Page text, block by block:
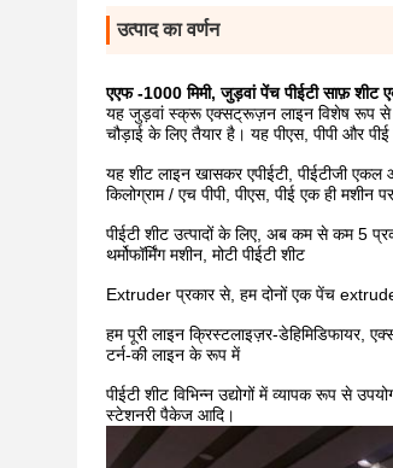
उत्पाद का वर्णन
एएफ -1000 मिमी, जुड़वां पेंच पीईटी साफ़
यह जुड़वां स्क्रू एक्सट्रूज़न लाइन विशेष रूप से
चौड़ाई के लिए तैयार है। यह पीएस, पीपी और
यह शीट लाइन खासकर एपीईटी, पीईटीजी
किलोग्राम / एच पीपी, पीएस, पीई एक ही मशीन
पीईटी शीट उत्पादों के लिए, अब कम से कम 5
थर्मोफॉर्मिंग मशीन, मोटी पीईटी शीट
Extruder प्रकार से, हम दोनों एक पेंच
हम पूरी लाइन क्रिस्टलाइज़र-डेहिमिडिफायर,
टर्न-की लाइन के रूप में
पीईटी शीट विभिन्न उद्योगों में व्यापक रूप से
स्टेशनरी पैकेज आदि।